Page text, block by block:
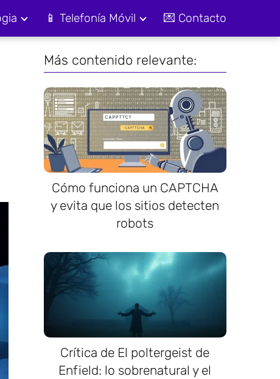
📱 Telefonía Móvil 💌 Contacto
Más contenido relevante:
Cómo funciona un CAPTCHA
y evita que los sitios detecten
robots
Crítica de El poltergeist de
Enfield: lo sobrenatural y el